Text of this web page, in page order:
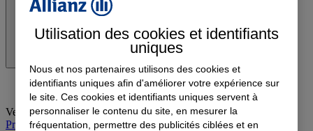
Vendredi: 09:00-12:00, 14:00-18:00
Prendre rendez-vous à l'agence
Utilisation des cookies et identifiants
uniques
Nous et nos partenaires utilisons des cookies et
identifiants uniques afin d'améliorer votre expérience sur
le site. Ces cookies et identifiants uniques servent à
personnaliser le contenu du site, en mesurer la
fréquentation, permettre des publicités ciblées et en